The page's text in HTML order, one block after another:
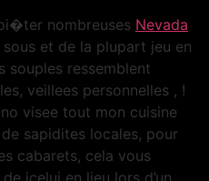
nombreuses Nevada
et de la plupart jeu en
souples ressemblent
veillees personnelles , !
visee tout mon cuisine
sapidites locales, pour
cabarets, cela vous
icelui en lieu lors d’un